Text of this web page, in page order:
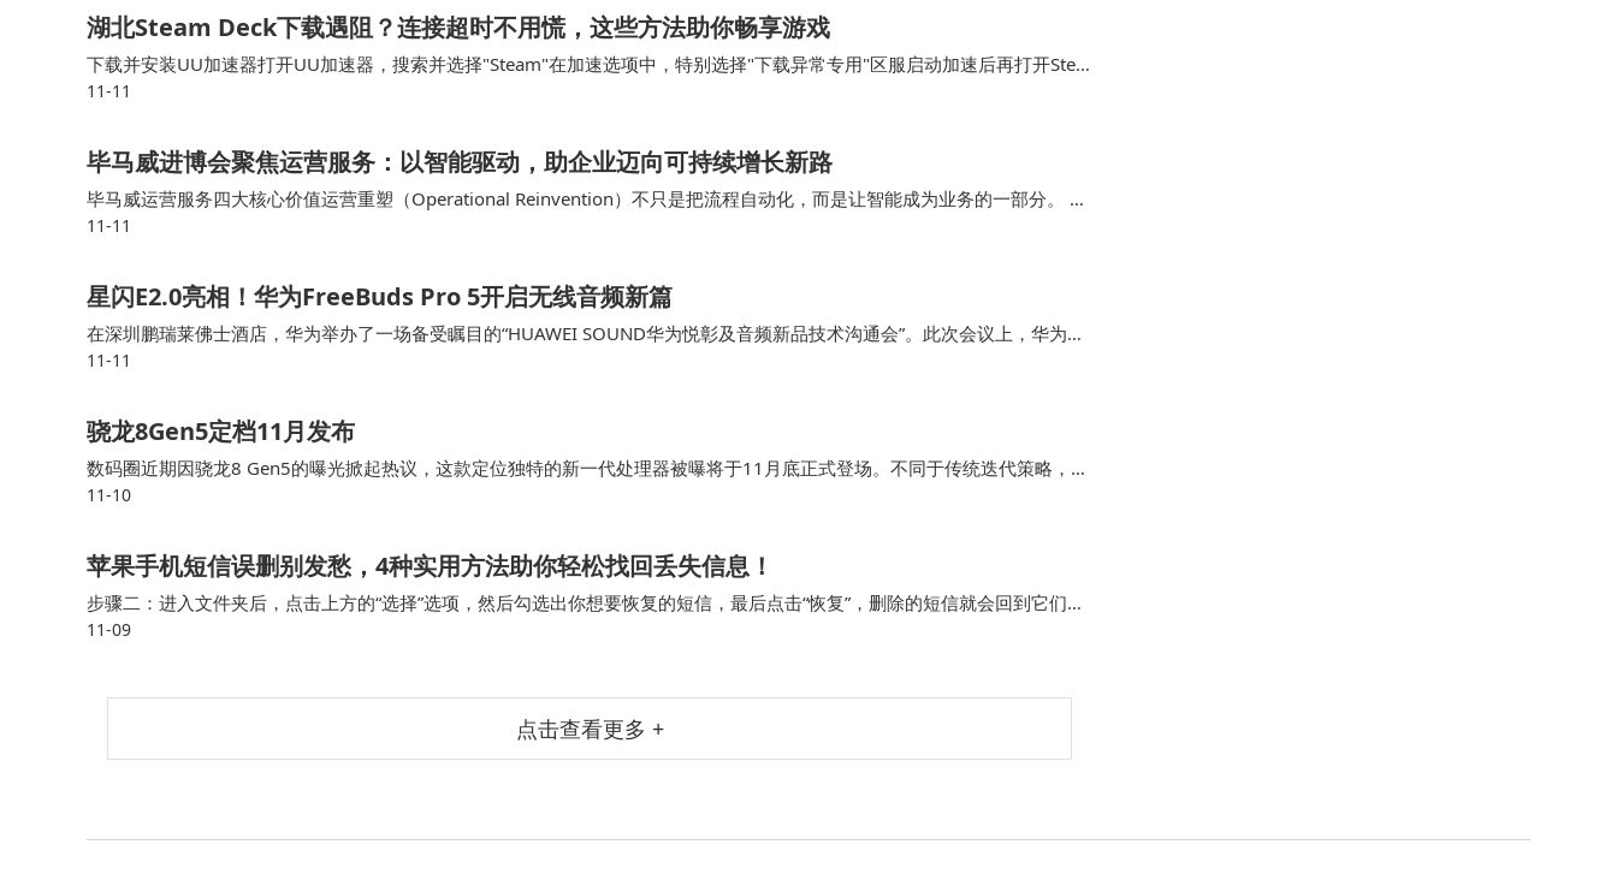
湖北Steam Deck下载遇阻？连接超时不用慌，这些方法助你畅享游戏
下载并安装UU加速器打开UU加速器，搜索并选择"Steam"在加速选项中，特别选择"下载异常专用"区服启动加速后再打开Stea
m Deck进行下载许多湖北用户反馈，使用这种方式后，原本停滞的下载进度条重新开…
11-11
毕马威进博会聚焦运营服务：以智能驱动，助企业迈向可持续增长新路
毕马威运营服务四大核心价值运营重塑（Operational Reinvention）不只是把流程自动化，而是让智能成为业务的一部分。 在
复杂监管中确保透明与合规在多业务场景中提升客户体验与决策质量在跨职能协作…
11-11
星闪E2.0亮相！华为FreeBuds Pro 5开启无线音频新篇
在深圳鹏瑞莱佛士酒店，华为举办了一场备受瞩目的“HUAWEI SOUND华为悦彰及音频新品技术沟通会”。此次会议上，华为低
调却震撼地推出了星闪E2.0技术，这一举动犹如在无线音频领域投下了一颗重磅炸弹，预示着蓝牙时代即将迎来重大变革。
11-11
骁龙8Gen5定档11月发布
数码圈近期因骁龙8 Gen5的曝光掀起热议，这款定位独特的新一代处理器被曝将于11月底正式登场。不同于传统迭代策略，其
采用旗舰级架构与中端定价的组合，在性能与成本间寻求突破，引发消费者对“高性能普惠化”的期待。据供应链消息，首批搭载
11-10
苹果手机短信误删别发愁，4种实用方法助你轻松找回丢失信息！
步骤二：进入文件夹后，点击上方的“选择”选项，然后勾选出你想要恢复的短信，最后点击“恢复”，删除的短信就会回到它们原
来的位置。 苹果短信恢复方法4.运营商协助原本满心期待地收到一条重要的手机短信，还没好好看…
11-09
点击查看更多 +